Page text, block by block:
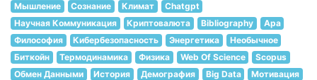
Мышление Сознание Климат
Chatgpt
Научная Коммуникация
Криптовалюта Bibliography
Apa
Философия
Кибербезопасность Энергетика
Необычное
Биткойн
Термодинамика Физика Web Of Science
Scopus
Обмен Данными
История Демография Big Data
Мотивация